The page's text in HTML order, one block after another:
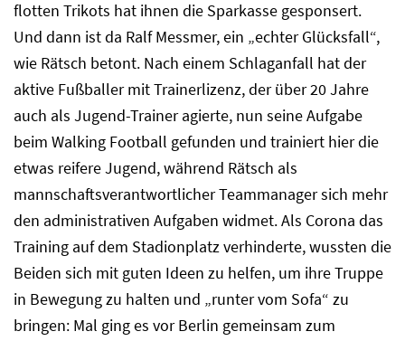
flotten Trikots hat ihnen die Sparkasse gesponsert.
Und dann ist da Ralf Messmer, ein „echter Glücksfall“,
wie Rätsch betont. Nach einem Schlaganfall hat der
aktive Fußballer mit Trainerlizenz, der über 20 Jahre
auch als Jugend-Trainer agierte, nun seine Aufgabe
beim Walking Football gefunden und trainiert hier die
etwas reifere Jugend, während Rätsch als
mannschaftsverantwortlicher Teammanager sich mehr
den administrativen Aufgaben widmet. Als Corona das
Training auf dem Stadionplatz verhinderte, wussten die
Beiden sich mit guten Ideen zu helfen, um ihre Truppe
in Bewegung zu halten und „runter vom Sofa“ zu
bringen: Mal ging es vor Berlin gemeinsam zum